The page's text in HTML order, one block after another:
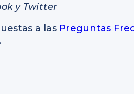
y Twitter
a las Preguntas